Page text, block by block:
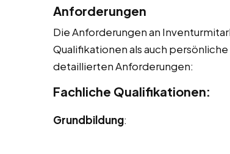
Anforderungen
Die Anforderungen an
Qualifikationen als auch
detaillierten Anforderungen:
Fachliche Qualifikationen:
Grundbildung: